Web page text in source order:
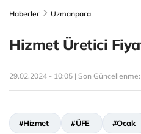
Haberler Uzmanpara
Hizmet Üretici
29.02.2024 - 10:05 | Son Güncellenme:
#Hizmet #ÜFE #Ocak